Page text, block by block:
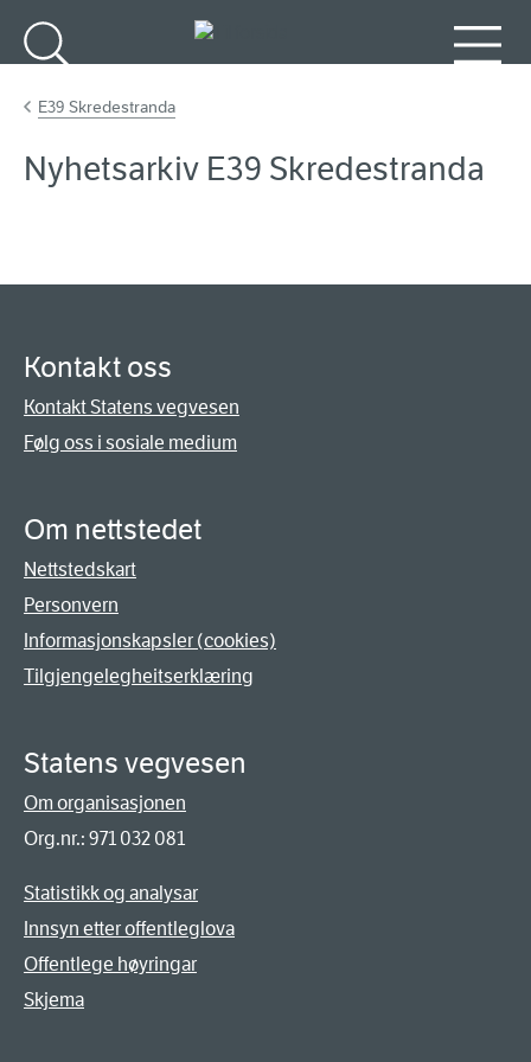
E39 Skredestranda
Nyhetsarkiv E39 Skredestranda
Kontakt oss
Kontakt Statens vegvesen
Følg oss i sosiale medium
Om nettstedet
Nettstedskart
Personvern
Informasjonskapsler (cookies)
Tilgjengelegheitserklæring
Statens vegvesen
Om organisasjonen
Org.nr.: 971 032 081
Statistikk og analysar
Innsyn etter offentleglova
Offentlege høyringar
Skjema